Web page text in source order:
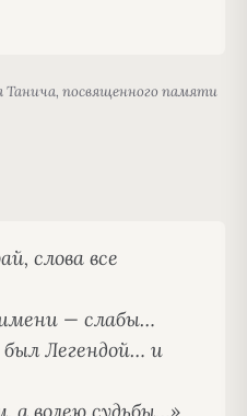
посвященного памяти
слова все
— слабы…
Легендой… и